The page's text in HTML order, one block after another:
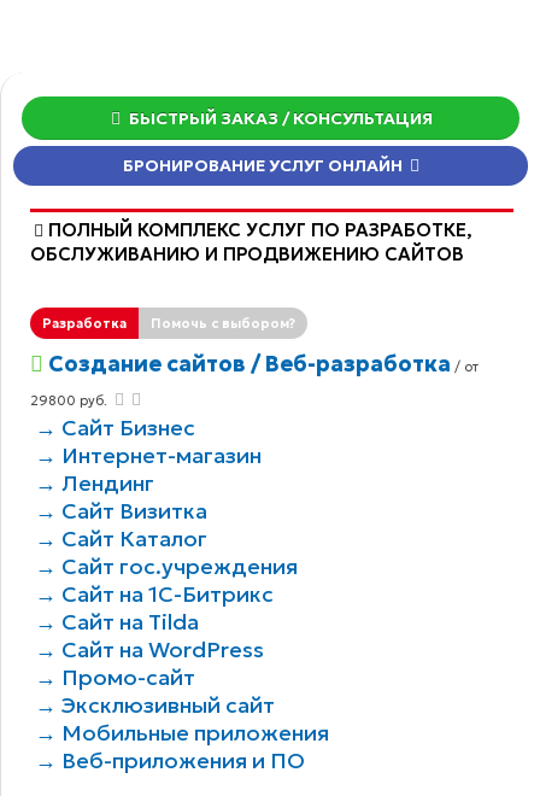
БЫСТРЫЙ ЗАКАЗ / КОНСУЛЬТАЦИЯ
БРОНИРОВАНИЕ УСЛУГ ОНЛАЙН
ПОЛНЫЙ КОМПЛЕКС УСЛУГ ПО РАЗРАБОТКЕ,
ОБCЛУЖИВАНИЮ И ПРОДВИЖЕНИЮ САЙТОВ
Разработка Помочь с выбором?
Создание сайтов / Веб-разработка / от
29800 руб.
→ Сайт Бизнес
→ Интернет-магазин
→ Лендинг
→ Сайт Визитка
→ Сайт Каталог
→ Сайт гос.учреждения
→ Сайт на 1С-Битрикс
→ Сайт на Tilda
→ Сайт на WordPress
→ Промо-сайт
→ Эксклюзивный сайт
→ Мобильные приложения
→ Веб-приложения и ПО